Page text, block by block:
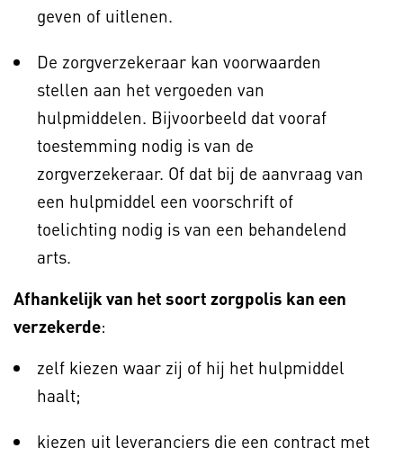
geven of uitlenen.
De zorgverzekeraar kan voorwaarden
stellen aan het vergoeden van
hulpmiddelen. Bijvoorbeeld dat vooraf
toestemming nodig is van de
zorgverzekeraar. Of dat bij de aanvraag van
een hulpmiddel een voorschrift of
toelichting nodig is van een behandelend
arts.
Afhankelijk van het soort zorgpolis kan een
verzekerde:
zelf kiezen waar zij of hij het hulpmiddel
haalt;
kiezen uit leveranciers die een contract met